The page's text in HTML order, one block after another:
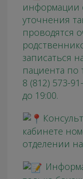
информации
уточнения
проводятся
записаться
пациента по
8 (812) 573-
до 19:00.
кабинете
отделении